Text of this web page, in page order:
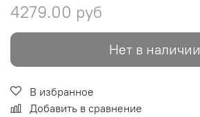
4279.00 руб
Нет в наличии
В избранное
Добавить в сравнение